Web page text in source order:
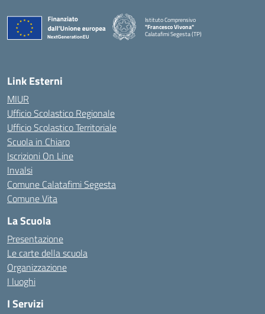
Istituto Comprensivo
"Francesco Vivona"
Calatafimi Segesta (TP)
— Visita la pagina iniziale della scuola
Link Esterni
MIUR
Ufficio Scolastico Regionale
Ufficio Scolastico Territoriale
Scuola in Chiaro
Iscrizioni On Line
Invalsi
Comune Calatafimi Segesta
Comune Vita
La Scuola
Presentazione
Le carte della scuola
Organizzazione
I luoghi
I Servizi